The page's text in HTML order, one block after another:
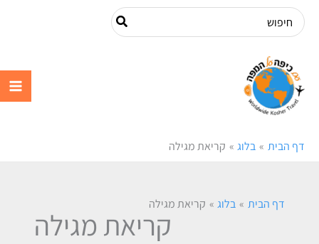
דילוג
לתוכן
Search
for:
דף הבית בלוג קריאת מגילה
דף הבית בלוג קריאת מגילה
קריאת מגילה